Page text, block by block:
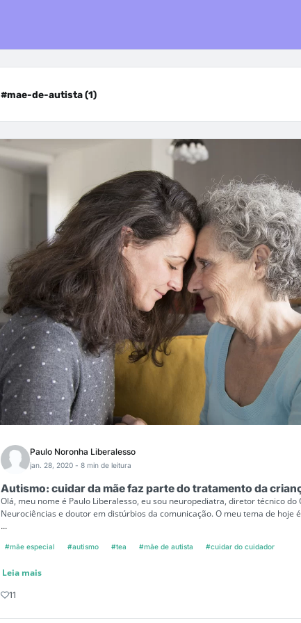
#mae-de-autista (1)
Paulo Noronha Liberalesso
jan. 28, 2020 - 8 min de leitura
Autismo: cuidar da mãe faz parte do tratamento da
Olá, meu nome é Paulo Liberalesso, eu sou neuropediatra, diretor técnico do
Neurociências e doutor em distúrbios da comunicação. O meu tema de hoje
...
#mãe especial #autismo #tea #mãe de autista #cuidar do cuidador
Leia mais
11